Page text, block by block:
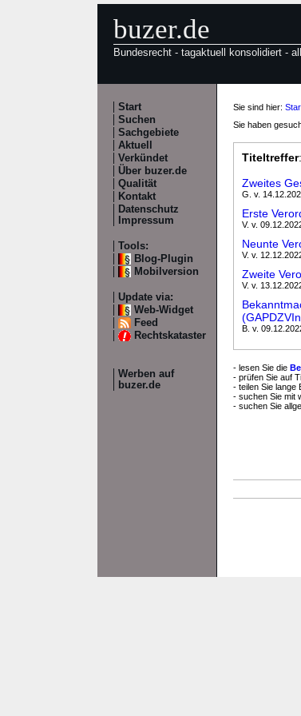
buzer.de
Bundesrecht - tagaktuell konsolidiert -
Start
Suchen
Sachgebiete
Aktuell
Verkündet
Über buzer.de
Qualität
Kontakt
Datenschutz
Impressum
Tools:
Blog-Plugin
Mobilversion
Update via:
Web-Widget
Feed
Rechtskataster
Werben auf
buzer.de
Sie sind hier:
Sie haben
Titeltreffer:
Zweites
G. v.
Erste
V. v.
Neunte
V. v.
Zweite
V. v.
B. v.
- lesen Sie die
- prüfen Sie auf
- teilen Sie lange
- suchen Sie mit
- suchen Sie